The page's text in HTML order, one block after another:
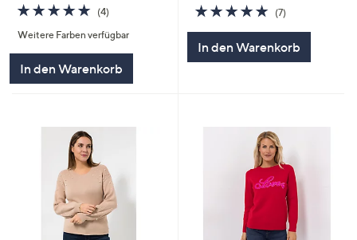
5.0
von
5
(4)4
Weitere Farben verfügbar
In den Warenkorb
4.9
von
(7)7
In den Warenkorb